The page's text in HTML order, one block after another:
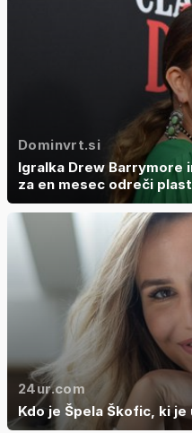
Dominvrt.si
Igralka Drew Barrymore
za en mesec odreči
24ur.com
Kdo je Špela Škofic, ki